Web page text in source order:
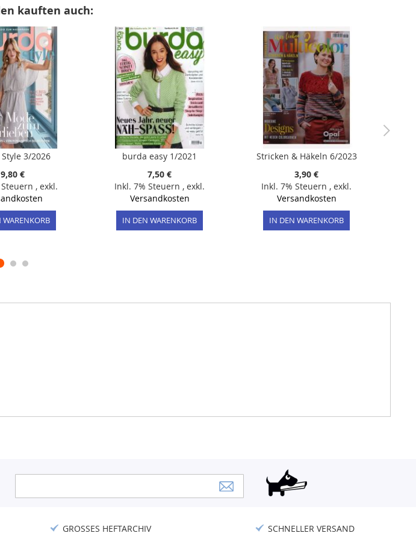
kauften auch:
3/2026
9,80 €
, exkl.
WARENKORB
burda easy 1/2021
7,50 €
Inkl. 7% Steuern , exkl.
Versandkosten
IN DEN WARENKORB
Stricken & Häkeln 6/2023
3,90 €
Inkl. 7% Steuern , exkl.
Versandkosten
IN DEN WARENKORB
Newsletter:
GROSSES HEFTARCHIV SCHNELLER VERSAND